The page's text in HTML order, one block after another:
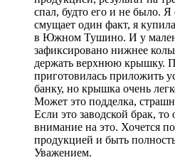
спал, будто его и не было.
смущает один факт, я
в Южном Тушино. И у
зафиксировано нижнее
держать верхнюю крышку.
приготовилась приложить
банку, но крышка очень
Может это подделка,
Если это заводской брак, то
внимание на это. Хочется
продукцией и быть
Уважением.